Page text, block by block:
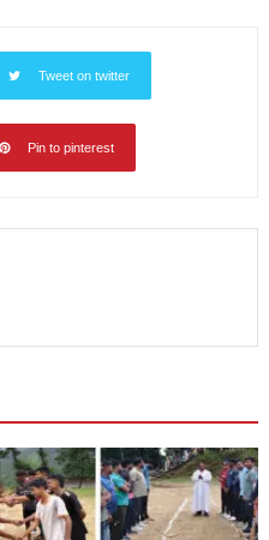
Tweet on twitter
Pin to pinterest